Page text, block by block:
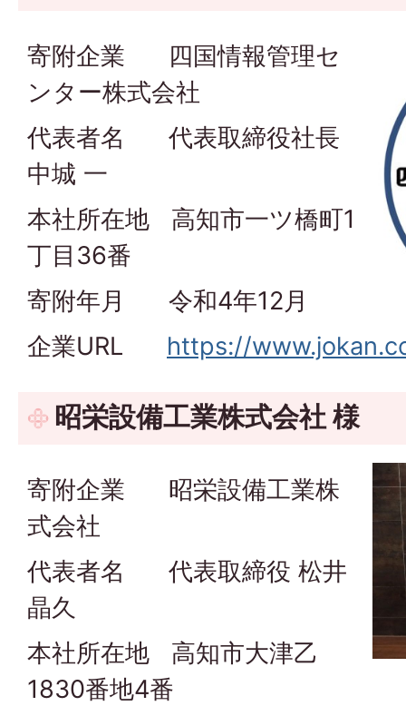
寄附企業 四国情報管理セ
ンター株式会社
代表者名 代表取締役社長
中城 一
本社所在地 高知市一ツ橋町1
丁目36番
寄附年月 令和4年12月
企業URL https://
昭栄設備工業株式会社 様
寄附企業 昭栄設備工業株
式会社
代表者名 代表取締役 松井
晶久
本社所在地 高知市大津乙
1830番地4番